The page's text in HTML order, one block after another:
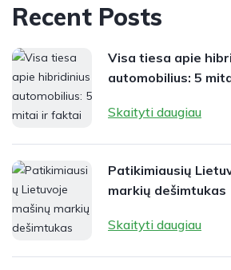
Recent Posts
Visa tiesa apie
automobilius: 5
Skaityti daugiau
Patikimiausių
markių dešimtukas
Skaityti daugiau